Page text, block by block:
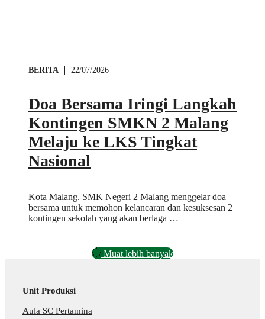
BERITA 22/07/2026
Doa Bersama Iringi Langkah
Kontingen SMKN 2 Malang
Melaju ke LKS Tingkat
Nasional
Kota Malang. SMK Negeri 2 Malang menggelar doa
bersama untuk memohon kelancaran dan kesuksesan 2
kontingen sekolah yang akan berlaga …
Muat lebih banyak
Unit Produksi
Aula SC Pertamina